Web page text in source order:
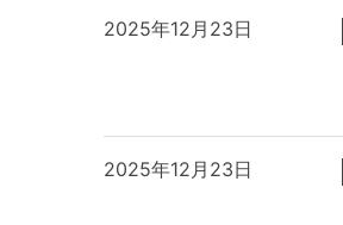
2025年12月23日
2025年12月23日